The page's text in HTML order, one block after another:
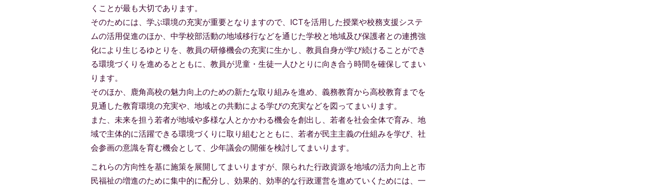
くことが最も大切であります。
そのためには、学ぶ環境の充実が重要となりますので、ICTを活用した授業や校務支援システ
ムの活用促進のほか、中学校部活動の地域移行などを通じた学校と地域及び保護者との連携強
化により生じるゆとりを、教員の研修機会の充実に生かし、教員自身が学び続けることができ
る環境づくりを進めるとともに、教員が児童・生徒一人ひとりに向き合う時間を確保してまい
ります。
そのほか、鹿角高校の魅力向上のための新たな取り組みを進め、義務教育から高校教育までを
見通した教育環境の充実や、地域との共動による学びの充実などを図ってまいります。
また、未来を担う若者が地域や多様な人とかかわる機会を創出し、若者を社会全体で育み、地
域で主体的に活躍できる環境づくりに取り組むとともに、若者が民主主義の仕組みを学び、社
会参画の意識を育む機会として、少年議会の開催を検討してまいります。
これらの方向性を基に施策を展開してまいりますが、限られた行政資源を地域の活力向上と市
民福祉の増進のために集中的に配分し、効果的、効率的な行政運営を進めていくためには、一